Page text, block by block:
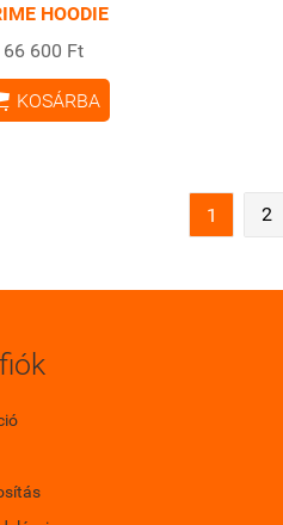
HOODIE
66 600 Ft
KOSÁRBA
1 2